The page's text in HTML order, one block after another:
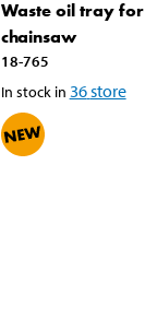
Waste oil tray for
chainsaw
18-765
In stock in 36store